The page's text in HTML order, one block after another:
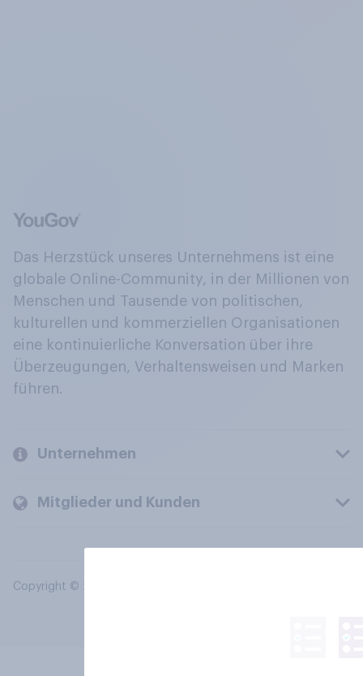
Das Herzstück unseres Unternehmens ist eine
globale Online-Community, in der Millionen von
Menschen und Tausende von politischen,
kulturellen und kommerziellen Organisationen
eine kontinuierliche Konversation über ihre
Überzeugungen, Verhaltensweisen und Marken
führen.
Unternehmen
Mitglieder und Kunden
Copyright © 2026 YouGov PLC. Alle Rechte vorbehalten.